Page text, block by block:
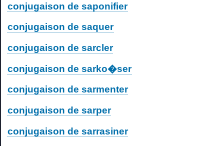
conjugaison de saponifier
conjugaison de saquer
conjugaison de sarcler
conjugaison de sarko�ser
conjugaison de sarmenter
conjugaison de sarper
conjugaison de sarrasiner